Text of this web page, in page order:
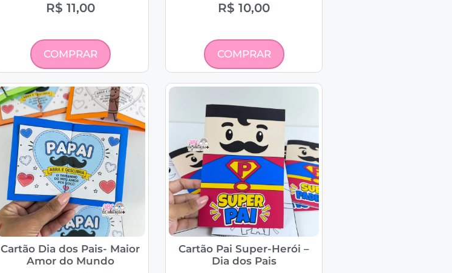
R$ 11,00
COMPRAR
R$ 10,00
COMPRAR
Cartão Dia dos Pais- Maior
Amor do Mundo
Cartão Pai Super-Herói –
Dia dos Pais